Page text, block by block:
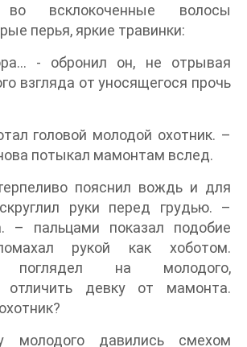
во всклокоченные волосы
перья, яркие травинки:
- обронил он, не отрывая
взгляда от уносящегося прочь
головой молодой охотник. –
потыкал мамонтам вслед.
пояснил вождь и для
руки перед грудью. –
– пальцами показал подобие
рукой как хоботом.
поглядел на молодого,
отличить девку от мамонта.
молодого давились смехом